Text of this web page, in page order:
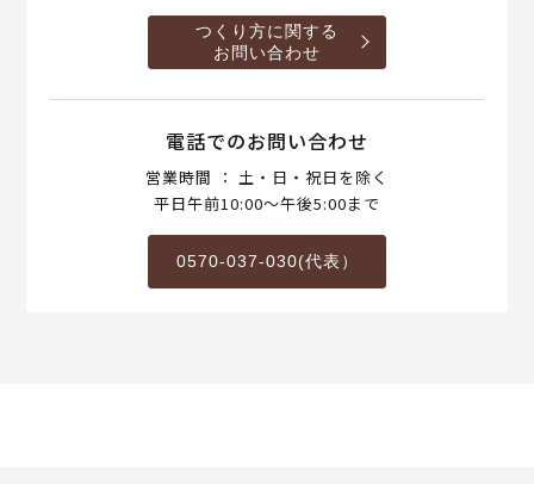
つくり方に関する
お問い合わせ
電話でのお問い合わせ
営業時間 ： 土・日・祝日を除く
平日午前10:00～午後5:00まで
0570-037-030(代表）